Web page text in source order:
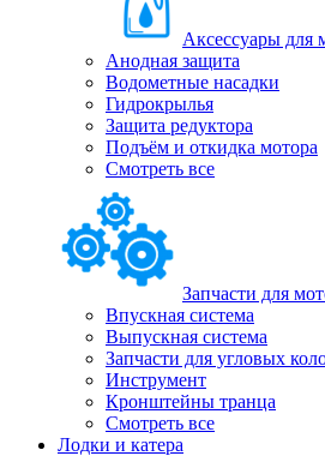
Аксессуары для
Анодная защита
Водометные насадки
Гидрокрылья
Защита редуктора
Подъём и откидка мотора
Смотреть все
Запчасти для
Впускная система
Выпускная система
Запчасти для угловых
Инструмент
Кронштейны транца
Смотреть все
Лодки и катера